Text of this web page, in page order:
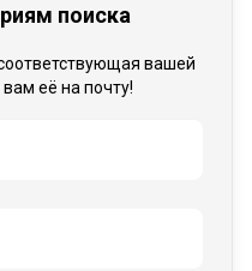
поиска
вашей
её на почту!